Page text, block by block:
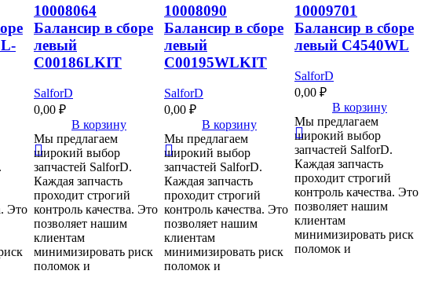
Это
10008064
Балансир в сборе
левый
C00186LKIT
SalforD
0,00 ₽
В корзину
Мы предлагаем
широкий выбор
запчастей SalforD.
Каждая запчасть
проходит строгий
контроль качества. Это
позволяет нашим
клиентам
минимизировать риск
поломок и
10008090
Балансир в сборе
левый
C00195WLKIT
SalforD
0,00 ₽
В корзину
Мы предлагаем
широкий выбор
запчастей SalforD.
Каждая запчасть
проходит строгий
контроль качества. Это
позволяет нашим
клиентам
минимизировать риск
поломок и
10009701
Балансир в сборе
левый C4540WL
SalforD
0,00 ₽
В корзину
Мы предлагаем
широкий выбор
запчастей SalforD.
Каждая запчасть
проходит строгий
контроль качества. Это
позволяет нашим
клиентам
минимизировать риск
поломок и